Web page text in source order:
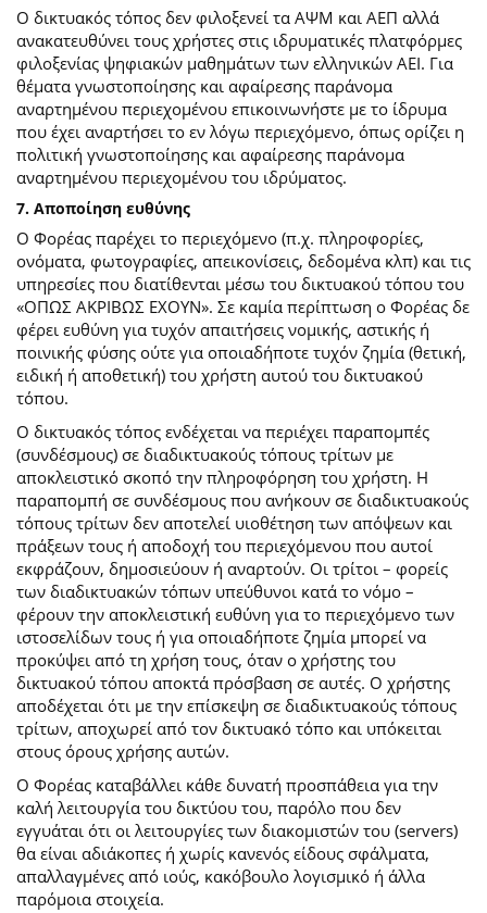
Ο δικτυακός τόπος δεν φιλοξενεί τα ΑΨΜ και ΑΕΠ αλλά
ανακατευθύνει τους χρήστες στις ιδρυματικές πλατφόρμες
φιλοξενίας ψηφιακών μαθημάτων των ελληνικών ΑΕΙ. Για
θέματα γνωστοποίησης και αφαίρεσης παράνομα
αναρτημένου περιεχομένου επικοινωνήστε με το ίδρυμα
που έχει αναρτήσει το εν λόγω περιεχόμενο, όπως ορίζει η
πολιτική γνωστοποίησης και αφαίρεσης παράνομα
αναρτημένου περιεχομένου του ιδρύματος.
7. Αποποίηση ευθύνης
Ο Φορέας παρέχει το περιεχόμενο (π.χ. πληροφορίες,
ονόματα, φωτογραφίες, απεικονίσεις, δεδομένα κλπ) και τις
υπηρεσίες που διατίθενται μέσω του δικτυακού τόπου του
«ΟΠΩΣ ΑΚΡΙΒΩΣ ΕΧΟΥΝ». Σε καμία περίπτωση ο Φορέας δε
φέρει ευθύνη για τυχόν απαιτήσεις νομικής, αστικής ή
ποινικής φύσης ούτε για οποιαδήποτε τυχόν ζημία (θετική,
ειδική ή αποθετική) του χρήστη αυτού του δικτυακού
τόπου.
O δικτυακός τόπος ενδέχεται να περιέχει παραπομπές
(συνδέσμους) σε διαδικτυακούς τόπους τρίτων με
αποκλειστικό σκοπό την πληροφόρηση του χρήστη. Η
παραπομπή σε συνδέσμους που ανήκουν σε διαδικτυακούς
τόπους τρίτων δεν αποτελεί υιοθέτηση των απόψεων και
πράξεων τους ή αποδοχή του περιεχόμενου που αυτοί
εκφράζουν, δημοσιεύουν ή αναρτούν. Οι τρίτοι – φορείς
των διαδικτυακών τόπων υπεύθυνοι κατά το νόμο –
φέρουν την αποκλειστική ευθύνη για το περιεχόμενο των
ιστοσελίδων τους ή για οποιαδήποτε ζημία μπορεί να
προκύψει από τη χρήση τους, όταν ο χρήστης του
δικτυακού τόπου αποκτά πρόσβαση σε αυτές. Ο χρήστης
αποδέχεται ότι με την επίσκεψη σε διαδικτυακούς τόπους
τρίτων, αποχωρεί από τον δικτυακό τόπο και υπόκειται
στους όρους χρήσης αυτών.
Ο Φορέας καταβάλλει κάθε δυνατή προσπάθεια για την
καλή λειτουργία του δικτύου του, παρόλο που δεν
εγγυάται ότι οι λειτουργίες των διακομιστών του (servers)
θα είναι αδιάκοπες ή χωρίς κανενός είδους σφάλματα,
απαλλαγμένες από ιούς, κακόβουλο λογισμικό ή άλλα
παρόμοια στοιχεία.